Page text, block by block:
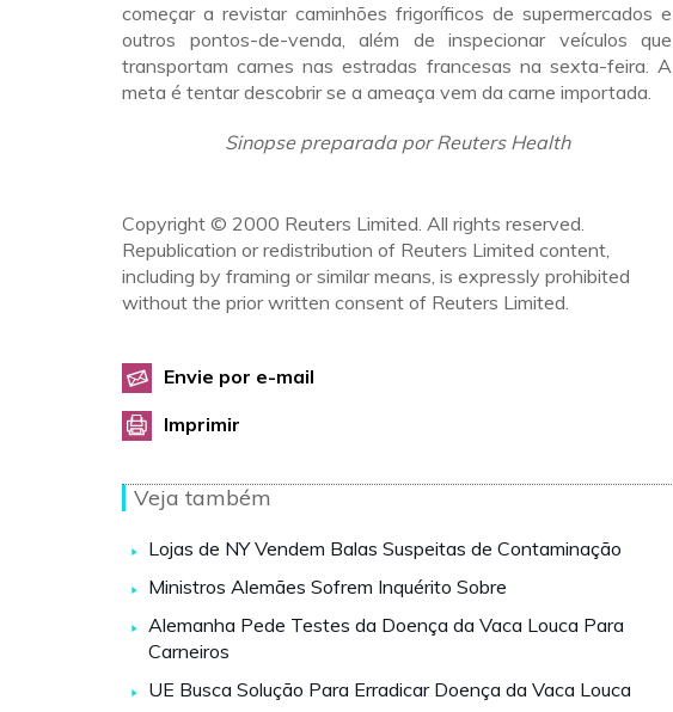
começar a revistar caminhões frigoríficos de supermercados e
outros pontos-de-venda, além de inspecionar veículos que
transportam carnes nas estradas francesas na sexta-feira. A
meta é tentar descobrir se a ameaça vem da carne importada.
Sinopse preparada por Reuters Health
Copyright © 2000 Reuters Limited. All rights reserved.
Republication or redistribution of Reuters Limited content,
including by framing or similar means, is expressly prohibited
without the prior written consent of Reuters Limited.
Envie por e-mail
Imprimir
Veja também
Lojas de NY Vendem Balas Suspeitas de Contaminação
Ministros Alemães Sofrem Inquérito Sobre
Alemanha Pede Testes da Doença da Vaca Louca Para
Carneiros
UE Busca Solução Para Erradicar Doença da Vaca Louca